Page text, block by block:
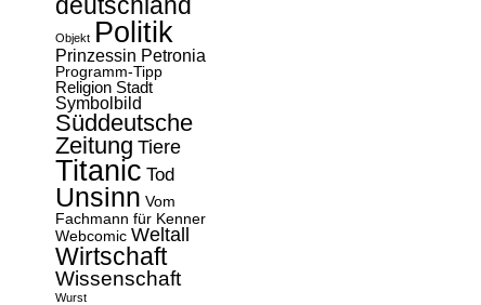
deutschland
Objekt Politik
Prinzessin Petronia
Programm-Tipp
Religion Stadt
Symbolbild
Süddeutsche
Zeitung Tiere
Titanic Tod
Unsinn Vom
Fachmann für Kenner
Webcomic Weltall
Wirtschaft
Wissenschaft
Wurst